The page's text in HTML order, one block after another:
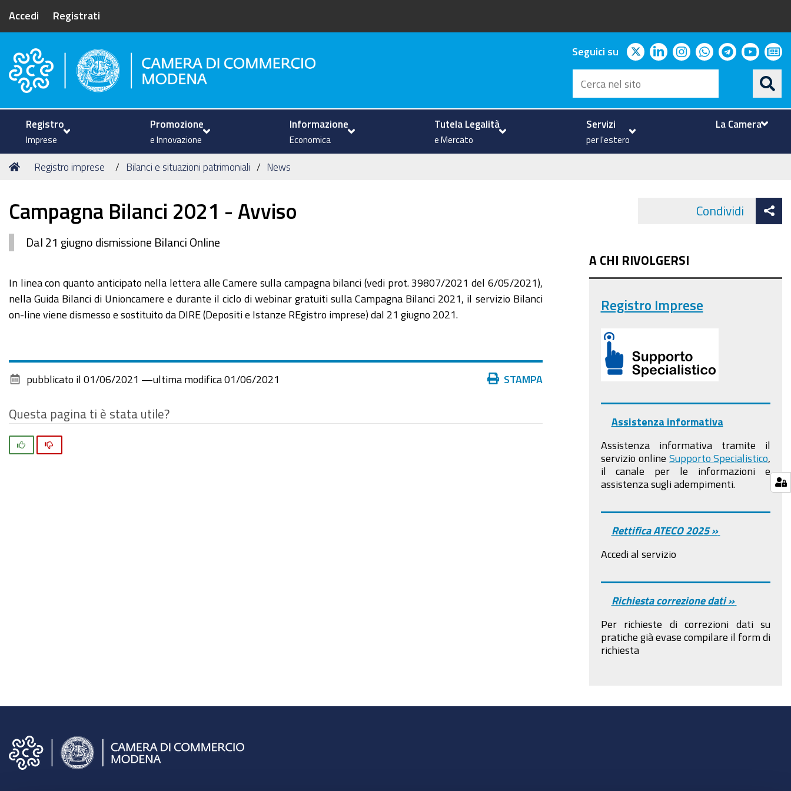
Accedi Registrati
Camera di Commercio di Modena
Seguici su twitterlinkedininstagram
whatsapp
telegram
Cerca
nel
sito
Registro
Imprese
Promozione
e Innovazione
Informazione
Economica
Tutela Legalità
e Mercato
Servizi
per l'estero
La Camera
Tu
Home
Registro imprese Bilanci e situazioni patrimoniali News
Campagna Bilanci 2021 - Avviso
Dal 21 giugno dismissione Bilanci Online
In linea con quanto anticipato nella lettera alle Camere sulla campagna bilanci (vedi prot. 39807/2021 del 6/05/2021),
nella Guida Bilanci di Unioncamere e durante il ciclo di webinar gratuiti sulla Campagna Bilanci 2021, il servizio Bilanci
on-line viene dismesso e sostituito da DIRE (Depositi e Istanze REgistro imprese) dal 21 giugno 2021.
Azioni STAMPA
pubblicato il 01/06/2021 —ultima modifica 01/06/2021
Questa pagina ti è stata utile?
Condividi
A CHI RIVOLGERSI
Registro Imprese
Assistenza informativa
Assistenza informativa tramite il
servizio online Supporto Specialistico
il canale per le informazioni e
assistenza sugli adempimenti.
Rettifica ATECO 2025 »
Accedi al servizio
Richiesta correzione dati »
Per richieste di correzioni dati su
pratiche già evase compilare il form di
richiesta